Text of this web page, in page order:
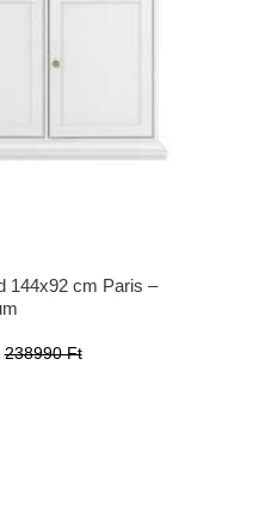
144x92 cm Paris –
238990 Ft